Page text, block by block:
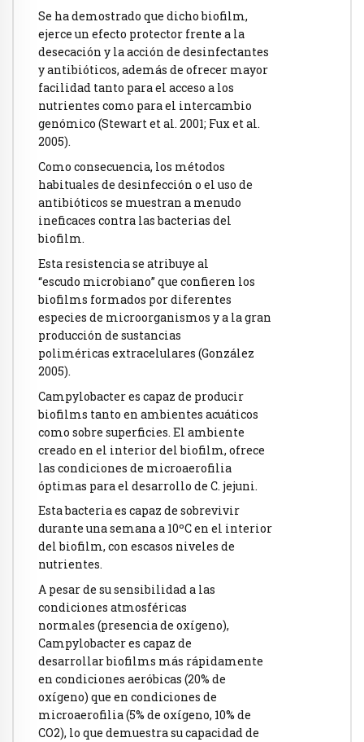
Se ha demostrado que dicho biofilm,
ejerce un efecto protector frente a la
desecación y la acción de desinfectantes
y antibióticos, además de ofrecer mayor
facilidad tanto para el acceso a los
nutrientes como para el intercambio
genómico (Stewart et al. 2001; Fux et al.
2005).
Como consecuencia, los métodos
habituales de desinfección o el uso de
antibióticos se muestran a menudo
ineficaces contra las bacterias del
biofilm.
Esta resistencia se atribuye al
“escudo microbiano” que confieren los
biofilms formados por diferentes
especies de microorganismos y a la gran
producción de sustancias
poliméricas extracelulares (González
2005).
Campylobacter es capaz de producir
biofilms tanto en ambientes acuáticos
como sobre superficies. El ambiente
creado en el interior del biofilm, ofrece
las condiciones de microaerofilia
óptimas para el desarrollo de C. jejuni.
Esta bacteria es capaz de sobrevivir
durante una semana a 10ºC en el interior
del biofilm, con escasos niveles de
nutrientes.
A pesar de su sensibilidad a las
condiciones atmosféricas
normales (presencia de oxígeno),
Campylobacter es capaz de
desarrollar biofilms más rápidamente
en condiciones aeróbicas (20% de
oxígeno) que en condiciones de
microaerofilia (5% de oxígeno, 10% de
CO2), lo que demuestra su capacidad de